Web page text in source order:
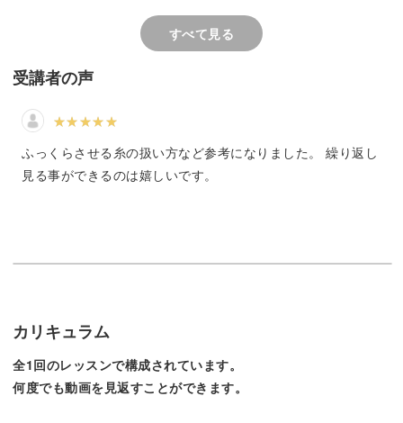
ポンと置いておくだけでインテリアに映える、
解説していきますよ♪
かぎ針編みの細編みでざくざく編み進めていきますので、
短時間で完成することができます。
◆輪に編み始める方法
◆きれいな形を作るポイント
失敗しやすいポイントをしっかりおさえながら、
まだ糸が余っているので、何個
か作ってみたいと思います。
すべて見る
受講者の声
ふっくらさせる糸の扱い方など参考になりました。 繰り返し
見る事ができるのは嬉しいです。
カリキュラム
全1回のレッスンで構成されています。
何度でも動画を見返すことができます。